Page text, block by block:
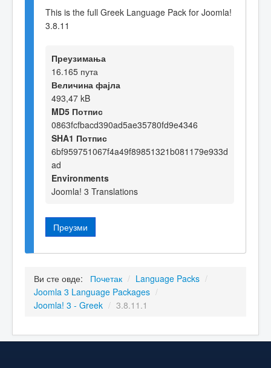
This is the full Greek Language Pack for Joomla!
3.8.11
Преузимања
16.165 пута
Величина фајла
493,47 kB
MD5 Потпис
0863fcfbacd390ad5ae35780fd9e4346
SHA1 Потпис
6bf959751067f4a49f89851321b081179e933d
ad
Environments
Joomla! 3 Translations
Преузми
Ви сте овде: Почетак / Language Packs /
Joomla 3 Language Packages /
Joomla! 3 - Greek / 3.8.11.1